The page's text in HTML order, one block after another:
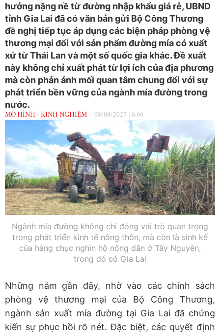
hưởng nặng nề từ đường nhập khẩu giá rẻ, UBND
tỉnh Gia Lai đã có văn bản gửi Bộ Công Thương
đề nghị tiếp tục áp dụng các biện pháp phòng vệ
thương mại đối với sản phẩm đường mía có xuất
xứ từ Thái Lan và một số quốc gia khác. Đề xuất
này không chỉ xuất phát từ lợi ích của địa phương
mà còn phản ánh mối quan tâm chung đối với sự
phát triển bền vững của ngành mía đường trong
nước.
MÔ HÌNH - KINH NGHIỆM 08/08/2025 16:06
Ngành mía đường không chỉ đóng vai trò quan trọng
trong phát triển kinh tế nông thôn, mà còn là sinh kế
của hàng chục nghìn hộ nông dân ở Tây Nguyên,
trong đó có Gia Lai
Những năm gần đây, nhờ vào các chính sách
phòng vệ thương mại của Bộ Công Thương,
ngành sản xuất mía đường tại Gia Lai đã chứng
kiến sự phục hồi rõ nét. Đặc biệt, các quyết định